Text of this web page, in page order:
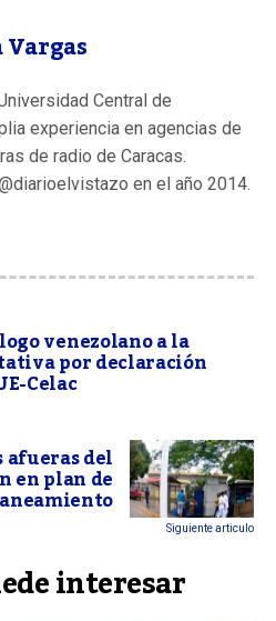
Central de
experiencia en agencias de
de radio de Caracas.
en el año 2014.
venezolano a la
por declaración
Celac
afueras del
en plan de
Siguiente articulo
interesar